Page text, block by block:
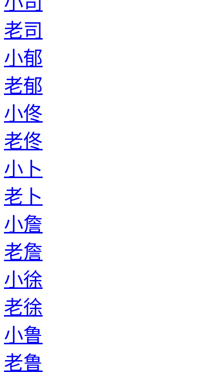
老司
小郁
老郁
小佟
老佟
小卜
老卜
小詹
老詹
小徐
老徐
小鲁
老鲁